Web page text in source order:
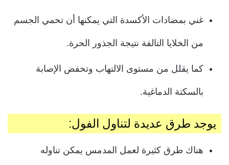
غني بمضادات الأكسدة التي يمكنها أن تحمي الجسم
من الخلايا التالفة نتيجة الجذور الحرة.
كما يقلل من مستوى الالتهاب وتخفض الإصابة
بالسكتة الدماغية.
يوجد طرق عديدة لتناول الفول:
هناك طرق كثيرة لعمل المدمس يمكن تناوله